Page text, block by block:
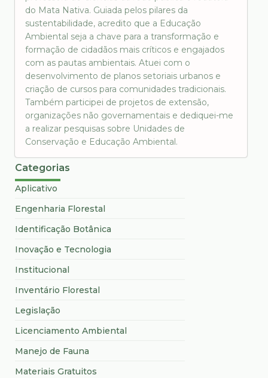
do Mata Nativa. Guiada pelos pilares da
sustentabilidade, acredito que a Educação
Ambiental seja a chave para a transformação e
formação de cidadãos mais críticos e engajados
com as pautas ambientais. Atuei com o
desenvolvimento de planos setoriais urbanos e
criação de cursos para comunidades tradicionais.
Também participei de projetos de extensão,
organizações não governamentais e dediquei-me
a realizar pesquisas sobre Unidades de
Conservação e Educação Ambiental.
Categorias
Aplicativo
Engenharia Florestal
Identificação Botânica
Inovação e Tecnologia
Institucional
Inventário Florestal
Legislação
Licenciamento Ambiental
Manejo de Fauna
Materiais Gratuitos